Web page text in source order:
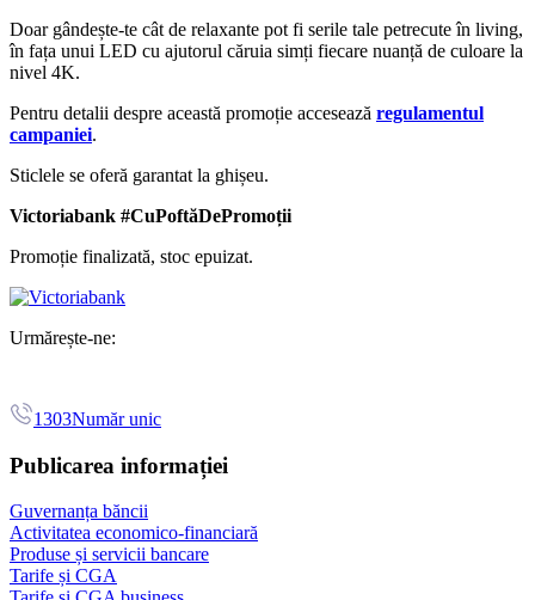
Doar gândește-te cât de relaxante pot fi serile tale petrecute în living,
în fața unui LED cu ajutorul căruia simți fiecare nuanță de culoare la
nivel 4K.
Pentru detalii despre această promoție accesează regulamentul
campaniei.
Sticlele se oferă garantat la ghișeu.
Victoriabank #CuPoftăDePromoții
Promoție finalizată, stoc epuizat.
Urmărește-ne:
1303Număr unic
Publicarea informației
Guvernanța băncii
Activitatea economico-financiară
Produse și servicii bancare
Tarife și CGA